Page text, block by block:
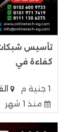
تأسيس شبكات
كفاءة في
1 جنية م
منذ 1 شهر